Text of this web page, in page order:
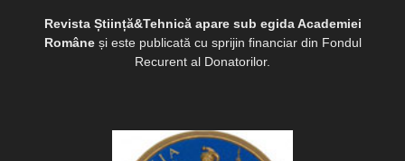
Revista Știință&Tehnică apare sub egida Academiei
Româneși este publicată cu sprijin financiar din Fondul
Recurent al Donatorilor.